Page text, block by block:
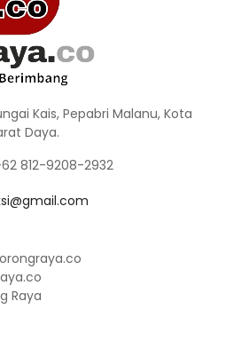
Kais, Pepabri Malanu, Kota
Daya.
812-9208-2932
Raya